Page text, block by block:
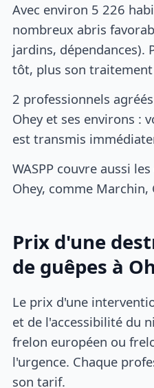
Avec environ 5 226
nombreux abris
jardins, dépendances).
tôt, plus son
2 professionnels
Ohey et ses environs :
est transmis
WASPP couvre aussi
Ohey, comme Marchin,
Prix d'une
de guêpes à
Le prix d'une
et de l'accessibilité du
frelon européen ou
l'urgence. Chaque
son tarif.